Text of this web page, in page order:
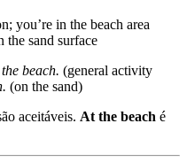
you’re in the beach area
the sand surface
beach. (general activity
(on the sand)
aceitáveis. At the beach é